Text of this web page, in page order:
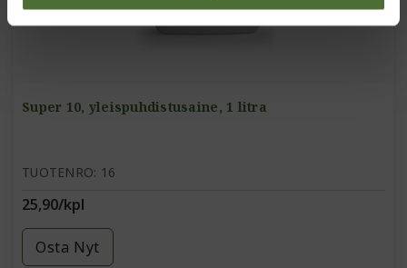
Super 10, yleispuhdistusaine, 1 litra
TUOTENRO: 16
25,90/kpl
Osta Nyt